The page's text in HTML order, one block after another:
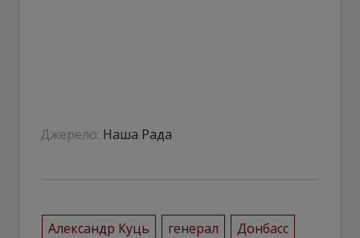
Джерело: Наша Рада
Александр Куць генерал
Донбасс